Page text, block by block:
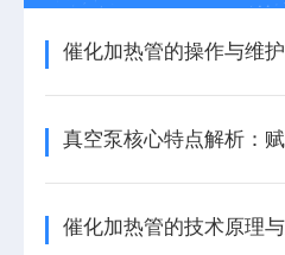
催化加热管的操作与维护